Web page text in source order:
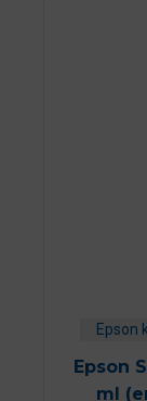
Epson
Epson
ml